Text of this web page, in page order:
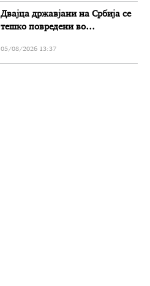
Двајца државјани на Србија се
тешко повредени во
Битола
05/08/2026 13:37